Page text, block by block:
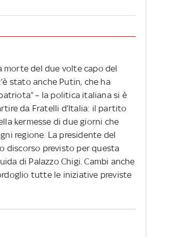
morte del due volte capo del
stato anche Putin, che ha
– la politica italiana si è
da Fratelli d’Italia: il partito
kermesse di due giorni che
regione. La presidente del
discorso previsto per questa
di Palazzo Chigi. Cambi anche
tutte le iniziative previste